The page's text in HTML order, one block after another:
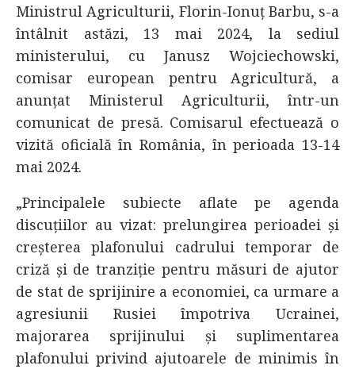
Ministrul Agriculturii, Florin-Ionuț Barbu, s-a
întâlnit astăzi, 13 mai 2024, la sediul
ministerului, cu Janusz Wojciechowski,
comisar european pentru Agricultură, a
anunțat Ministerul Agriculturii, într-un
comunicat de presă. Comisarul efectuează o
vizită oficială în România, în perioada 13-14
mai 2024.
„Principalele subiecte aflate pe agenda
discuțiilor au vizat: prelungirea perioadei și
creșterea plafonului cadrului temporar de
criză și de tranziție pentru măsuri de ajutor
de stat de sprijinire a economiei, ca urmare a
agresiunii Rusiei împotriva Ucrainei,
majorarea sprijinului și suplimentarea
plafonului privind ajutoarele de minimis în